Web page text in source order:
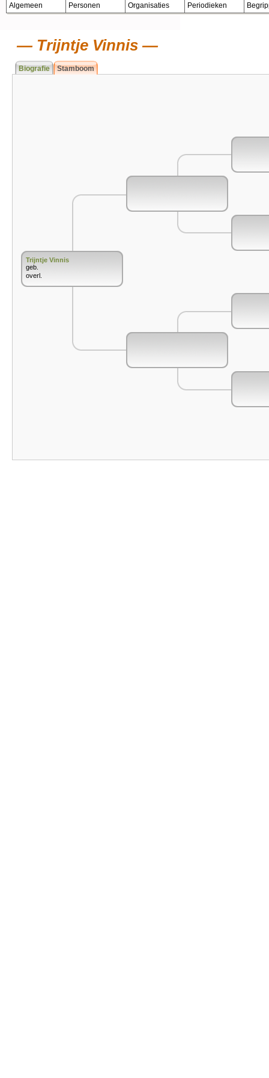
Algemeen Personen Organisaties Periodieken
Trijntje Vinnis
Biografie Stamboom
Trijntje Vinnis
geb.
overl.